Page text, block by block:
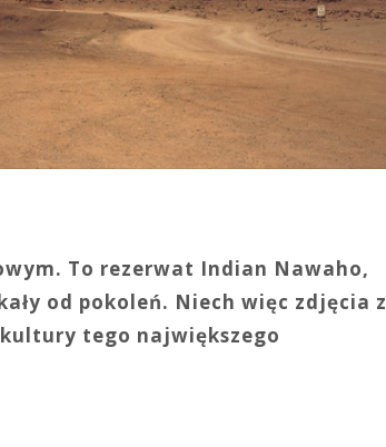
To rezerwat Indian Nawaho,
od pokoleń. Niech więc zdjęcia z
tego największego